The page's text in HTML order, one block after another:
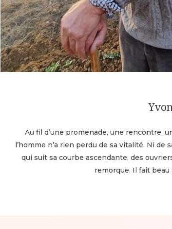
Au fil d’une promenade, une rencontre,
l’homme n’a rien perdu de sa vitalité. Ni de
qui suit sa courbe ascendante, des
remorque. Il fait beau